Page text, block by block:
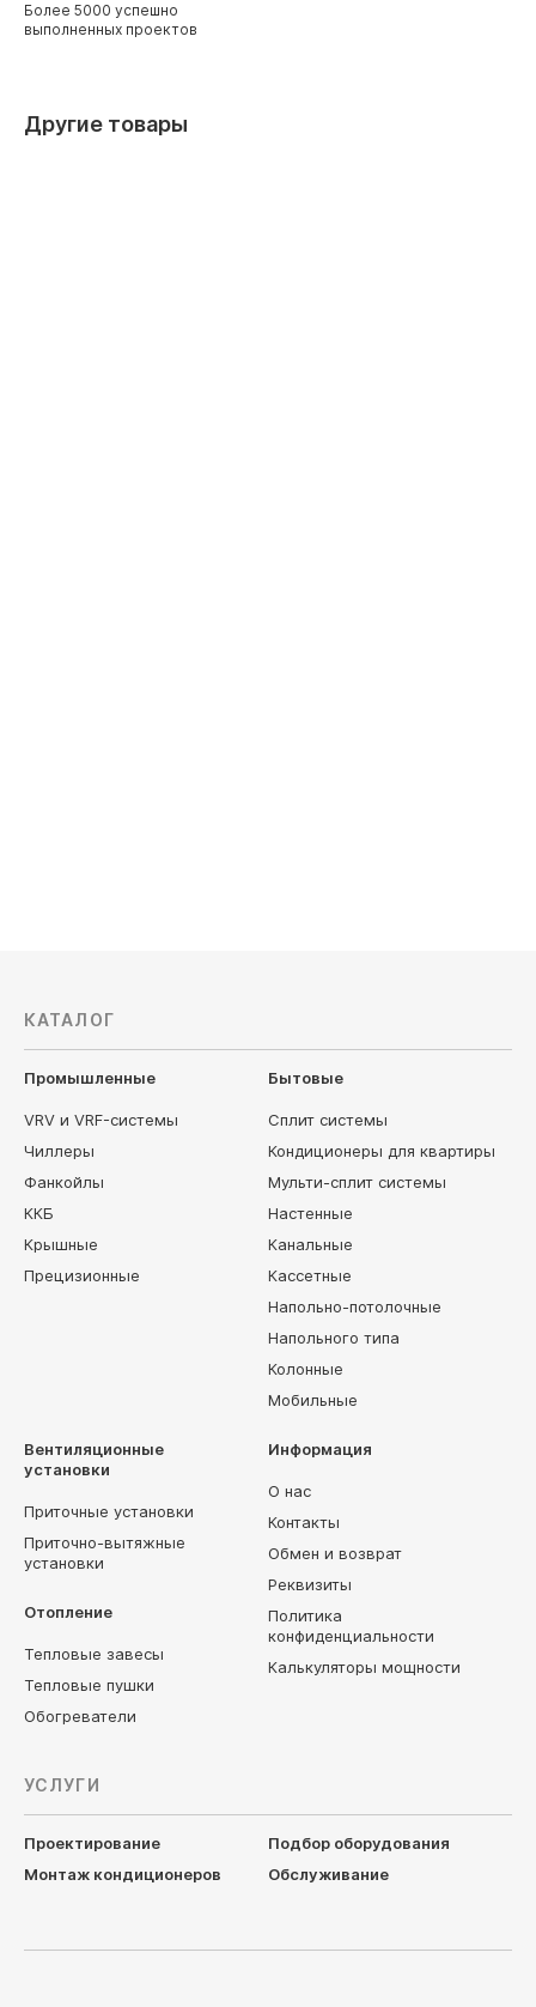
Более 5000 успешно
выполненных проектов
Другие товары
КАТАЛОГ
Промышленные
VRV и VRF-системы
Чиллеры
Фанкойлы
ККБ
Крышные
Прецизионные
Бытовые
Сплит системы
Кондиционеры для квартиры
Мульти-сплит системы
Настенные
Канальные
Кассетные
Напольно-потолочные
Напольного типа
Колонные
Мобильные
Вентиляционные
установки
Приточные установки
Приточно-вытяжные
установки
Отопление
Тепловые завесы
Тепловые пушки
Обогреватели
Информация
О нас
Контакты
Обмен и возврат
Реквизиты
Политика
конфиденциальности
Калькуляторы мощности
УСЛУГИ
Проектирование
Подбор оборудования
Монтаж кондиционеров
Обслуживание